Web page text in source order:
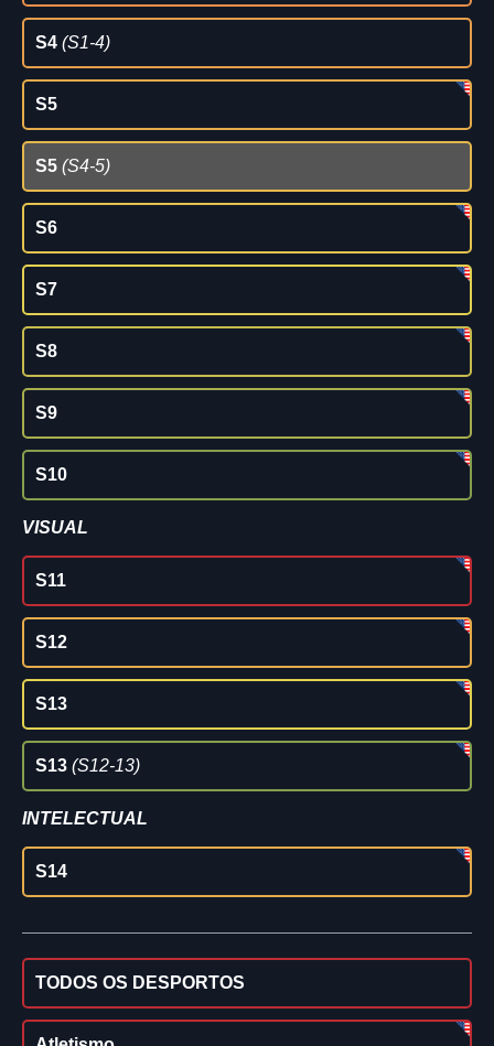
S4 (S1-4)
S5
S5 (S4-5)
S6
S7
S8
S9
S10
VISUAL
S11
S12
S13
S13 (S12-13)
INTELECTUAL
S14
TODOS OS DESPORTOS